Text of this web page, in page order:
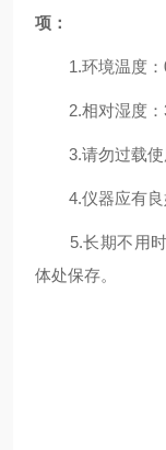
项 ：
1.环境温度
2.相对湿度：
3.请勿过载使
4.仪器应有良
5.长期不用
体处保存。